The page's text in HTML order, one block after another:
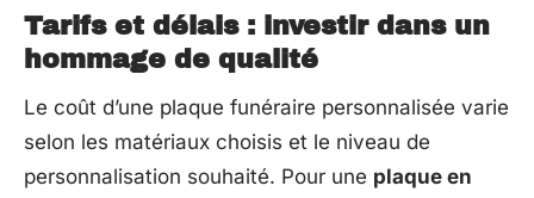
Tarifs et délais : investir dans un
hommage de qualité
Le coût d’une plaque funéraire personnalisée varie
selon les matériaux choisis et le niveau de
personnalisation souhaité. Pour une plaque en